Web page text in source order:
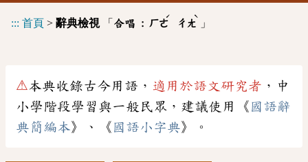
::: 首頁 > 辭典檢視「 合唱 : ㄏㄜ
ˊ
ㄔㄤ
ˋ
」
⚠本典收錄古今用語， 適用於語文研究者 ，中
小學階段學習與一般民眾，建議使用《 國語辭
典簡編本》、《 國語小字典》。